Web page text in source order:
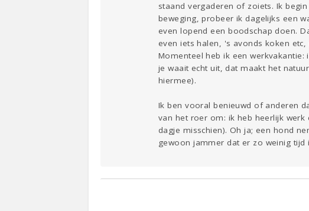
staand vergaderen of zoiets. Ik
beweging, probeer ik dagelijks een
even lopend een boodschap doen.
even iets halen, 's avonds koken
Momenteel heb ik een
je waait echt uit, dat maakt het
hiermee).
Ik ben vooral benieuwd of anderen
van het roer om: ik heb heerlijk
dagje misschien). Oh ja; een hond
gewoon jammer dat er zo weinig tijd